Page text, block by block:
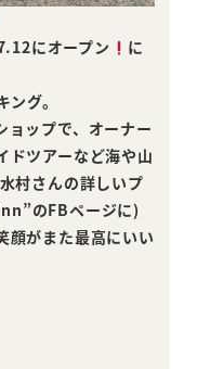
にオープン
に
グ。
ョップで、オーナー
ドツアーなど海や山
村さんの詳しいプ
のFBページに)
顔がまた最高にいい